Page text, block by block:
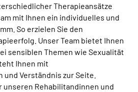
Therapieansätze
mit Ihnen ein individuelles und
So erzielen Sie den
Unser Team bietet Ihnen
sensiblen Themen wie Sexualität
Ihnen mit
Verständnis zur Seite.
unseren Rehabilitandinnen und